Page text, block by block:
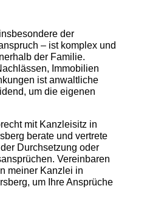
der
– ist komplex und
der Familie.
Immobilien
ist anwaltliche
um die eigenen
mit Kanzleisitz in
berate und vertrete
Durchsetzung oder
Vereinbaren
meiner Kanzlei in
um Ihre Ansprüche